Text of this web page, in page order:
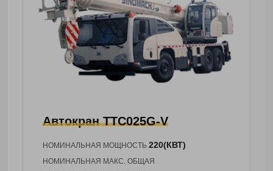
АвтокранTTC025G-V
НОМИНАЛЬНАЯ МОЩНОСТЬ220(КВТ)
НОМИНАЛЬНАЯ МАКС. ОБЩАЯ